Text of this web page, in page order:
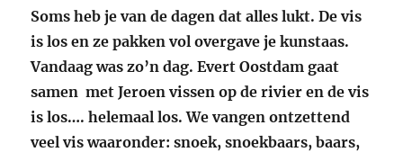
Soms heb je van de dagen dat alles lukt. De vis
is los en ze pakken vol overgave je kunstaas.
Vandaag was zo’n dag. Evert Oostdam gaat
samen met Jeroen vissen op de rivier en de vis
is los…. helemaal los. We vangen ontzettend
veel vis waaronder: snoek, snoekbaars, baars,